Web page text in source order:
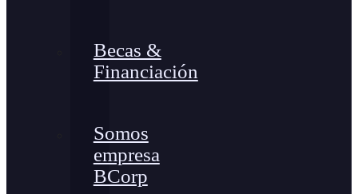
Becas &
Financiación
Somos
empresa
BCorp